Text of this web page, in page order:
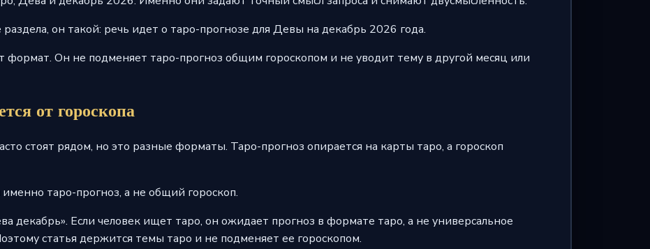
он такой: речь идет о таро-прогнозе для Девы на декабрь 2026 года.
формат. Он не подменяет таро-прогноз общим гороскопом и не уводит тему в другой месяц или
от гороскопа
стоят рядом, но это разные форматы. Таро-прогноз опирается на карты таро, а гороскоп
таро-прогноз, а не общий гороскоп.
декабрь». Если человек ищет таро, он ожидает прогноз в формате таро, а не универсальное
статья держится темы таро и не подменяет ее гороскопом.